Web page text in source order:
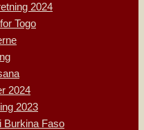
2024
Togo
2024
2023
Burkina Faso